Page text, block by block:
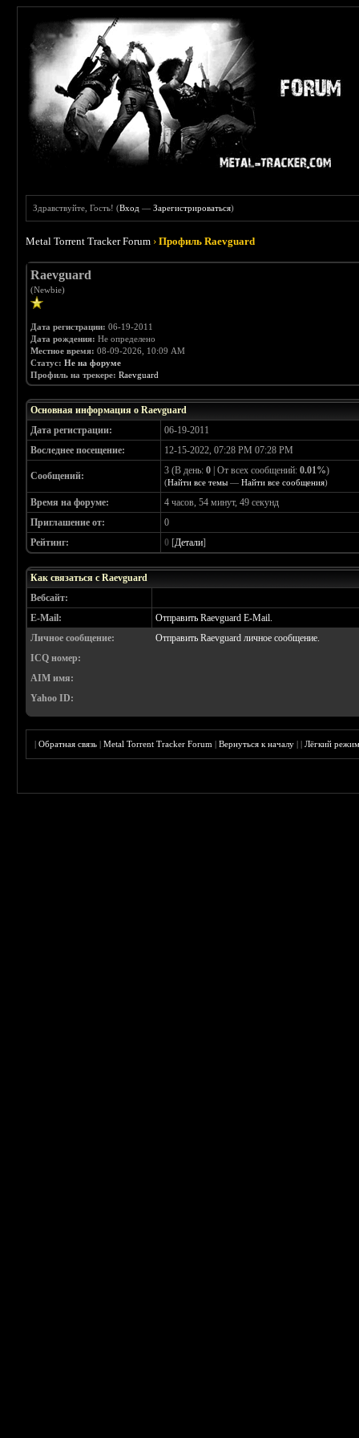
Здравствуйте, Гость! (Вход —Зарегистрироваться)
Metal Torrent Tracker Forum ›Профиль Raevguard
Raevguard
(Newbie)
Дата регистрации: 06-19-2011
Дата рождения: Не определено
Местное время: 08-09-2026, 10:09 AM
Статус: Не на форуме
Профиль на трекере: Raevguard
Основная информация о Raevguard
Дата регистрации:
06-19-2011
Воследнее посещение:
12-15-2022, 07:28 PM 07:28 PM
Сообщений: 3 (В день:0 | От всех сообщений:0.01%)
(Найти все темы —Найти все сообщения)
Время на форуме:
4 часов, 54 минут, 49 секунд
Приглашение от:
0
Рейтинг:
0 [Детали]
Как связаться с Raevguard
Вебсайт:
E-Mail:
Отправить Raevguard E-Mail.
Личное сообщение:
Отправить Raevguard личное сообщение.
ICQ номер:
AIM имя:
Yahoo ID:
|Обратная связь |Metal Torrent Tracker Forum |Вернуться к началу ||Лёгкий